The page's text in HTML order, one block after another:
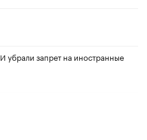
убрали запрет на иностранные